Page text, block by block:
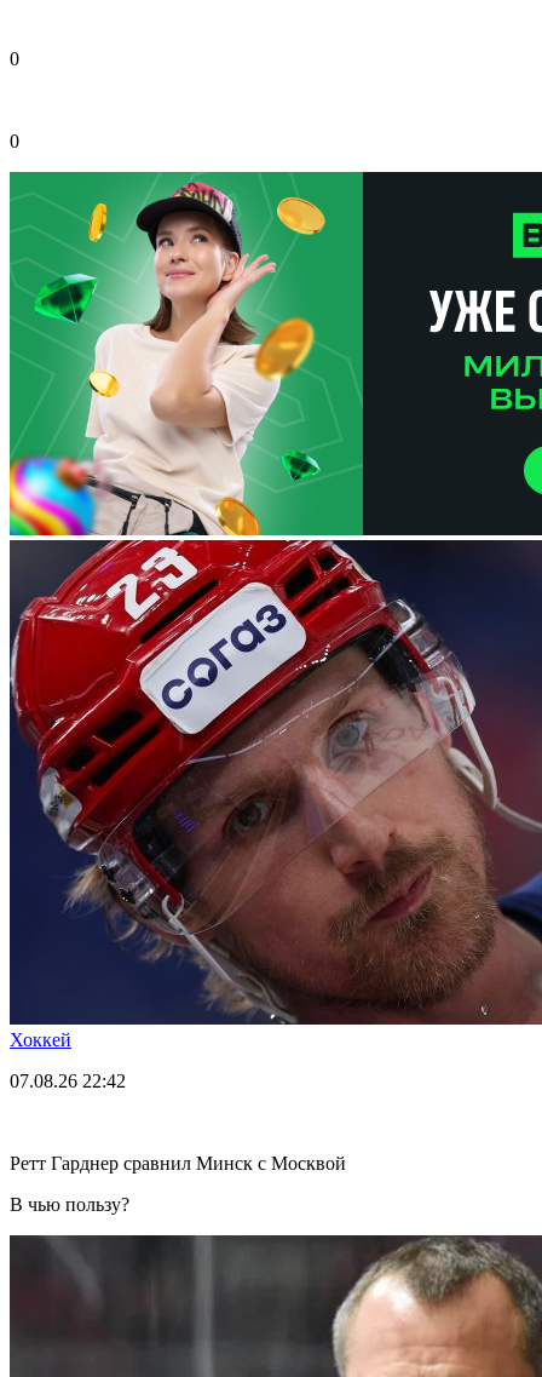
0
0
Хоккей
07.08.26 22:42
Ретт Гарднер сравнил Минск с Москвой
В чью пользу?